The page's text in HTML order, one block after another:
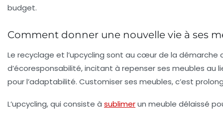
budget.
Comment donner une nouvelle vie à ses
Le recyclage et l’upcycling sont au cœur de la
d’écoresponsabilité, incitant à repenser ses meubles au
pour l’adaptabilité. Customiser ses meubles, c’est
L’upcycling, qui consiste à sublimerun meuble délaissé